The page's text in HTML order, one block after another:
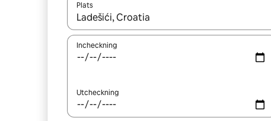
Plats
När resultaten är tillgängliga kan du navigera
Incheckning
Utcheckning